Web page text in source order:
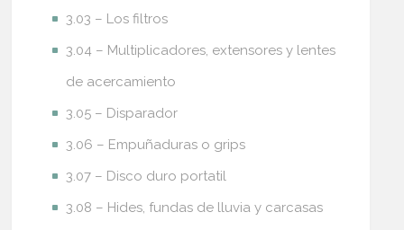
3.03 – Los filtros
3.04 – Multiplicadores, extensores y lentes
de acercamiento
3.05 – Disparador
3.06 – Empuñaduras o grips
3.07 – Disco duro portatil
3.08 – Hides, fundas de lluvia y carcasas